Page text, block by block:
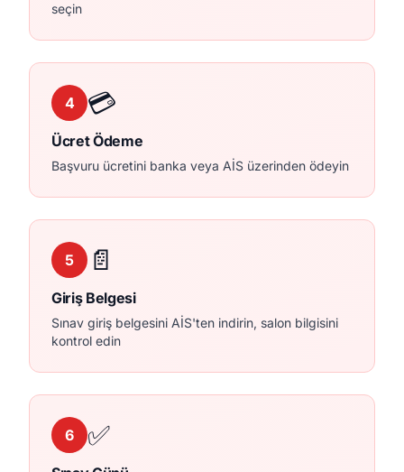
seçin
4 💳
Ücret Ödeme
Başvuru ücretini banka veya AİS üzerinden ödeyin
5 📄
Giriş Belgesi
Sınav giriş belgesini AİS'ten indirin, salon bilgisini
kontrol edin
6 ✅